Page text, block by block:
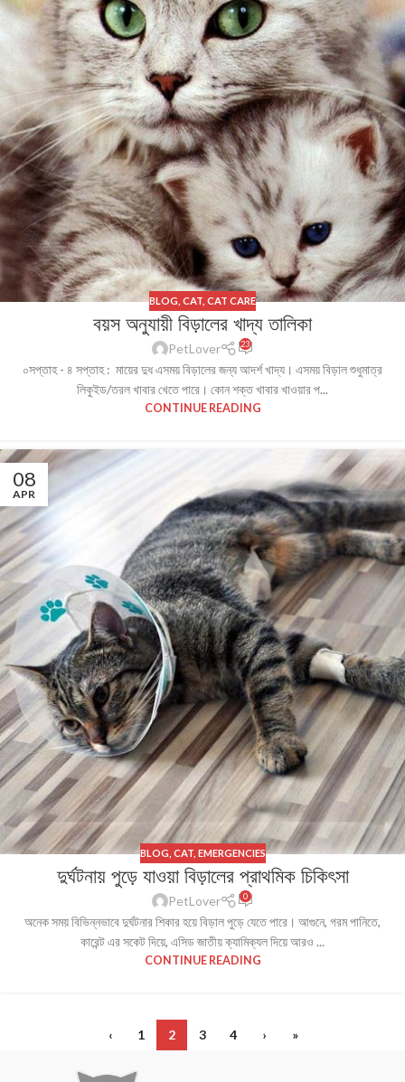
BLOG CAT CAT CARE
বয়স অনুযায়ী বিড়ালের খাদ্য তালিকা
PetLover 23
০সপ্তাহ - ৪ সপ্তাহ : মায়ের দুধ এসময় বিড়ালের জন্য আদর্শ খাদ্য। এসময় বিড়াল শুধুমাত্র
লিকুইড/তরল খাবার খেতে পারে। কোন শক্ত খাবার খাওয়ার প...
CONTINUE READING
08
APR
BLOG CAT, EMERGENCIES
দুর্ঘটনায় পুড়ে যাওয়া বিড়ালের প্রাথমিক চিকিৎসা
PetLover 0
অনেক সময় বিভিন্নভাবে দুর্ঘটনার শিকার হয়ে বিড়াল পুড়ে যেতে পারে। আগুনে, গরম পানিতে,
কারেন্ট এর সকেট দিয়ে, এসিড জাতীয় ক্যামিক্যল দিয়ে আরও ...
CONTINUE READING
‹ 1 2 3 4 › »